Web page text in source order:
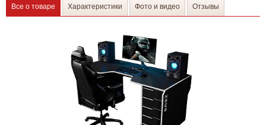
Все о товаре Характеристики Фото и видео Отзывы